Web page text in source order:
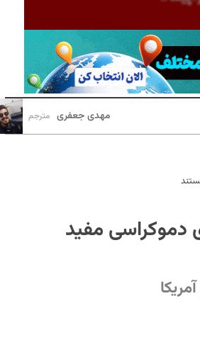
مهدی جعفری مترجم
برای دموکراسی مفید